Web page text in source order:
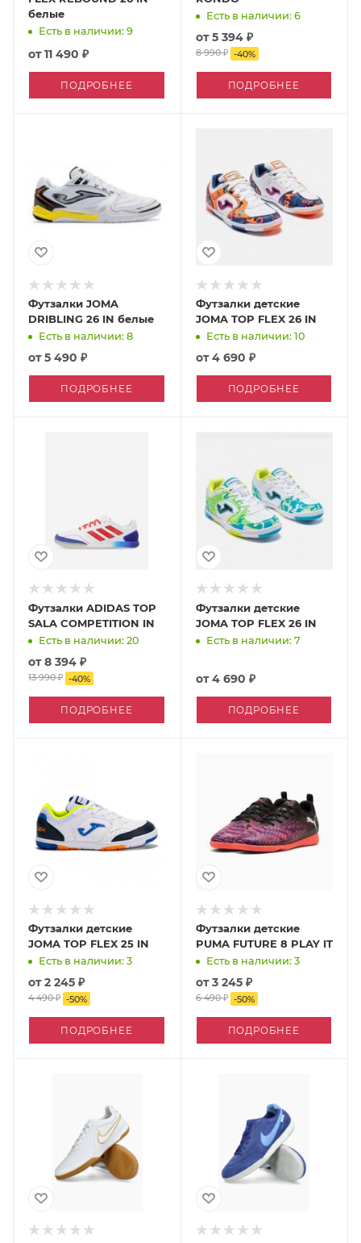
белые
Есть в наличии: 9
от11 490 ₽
ПОДРОБНЕЕ
Есть в наличии: 6
от5 394 ₽
8 990 ₽ -40%
ПОДРОБНЕЕ
Футзалки JOMA
DRIBLING 26 IN белые
Есть в наличии: 8
от5 490 ₽
ПОДРОБНЕЕ
Футзалки детские
JOMA TOP FLEX 26 IN
Есть в наличии: 10
от4 690 ₽
ПОДРОБНЕЕ
Футзалки ADIDAS TOP
SALA COMPETITION IN
Есть в наличии: 20
от8 394 ₽
13 990 ₽ -40%
ПОДРОБНЕЕ
Футзалки детские
JOMA TOP FLEX 26 IN
Есть в наличии: 7
от4 690 ₽
ПОДРОБНЕЕ
Футзалки детские
JOMA TOP FLEX 25 IN
Есть в наличии: 3
от2 245 ₽
4 490 ₽ -50%
ПОДРОБНЕЕ
Футзалки детские
PUMA FUTURE 8 PLAY IT
Есть в наличии: 3
от3 245 ₽
6 490 ₽ -50%
ПОДРОБНЕЕ